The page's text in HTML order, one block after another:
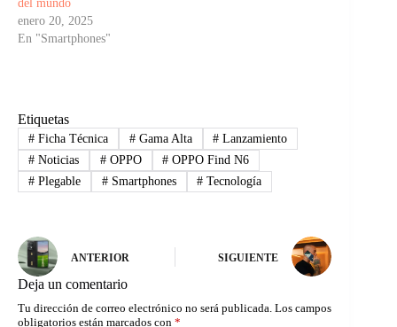
del mundo
enero 20, 2025
En "Smartphones"
Etiquetas
#Ficha Técnica #Gama Alta # Lanzamiento
#Noticias #OPPO # OPPO Find N6
#Plegable #Smartphones # Tecnología
ANTERIOR SIGUIENTE
Deja un comentario
Tu dirección de correo electrónico no será publicada. Los campos
obligatorios están marcados con *